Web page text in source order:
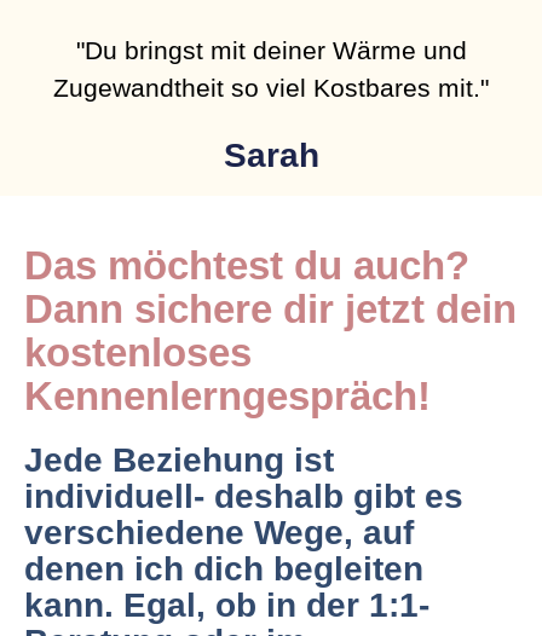
"Du bringst mit deiner Wärme und
Zugewandtheit so viel Kostbares mit."
Sarah
Das möchtest du auch?
Dann sichere dir jetzt dein
kostenloses
Kennenlerngespräch!
Jede Beziehung ist
individuell- deshalb gibt es
verschiedene Wege, auf
denen ich dich begleiten
kann. Egal, ob in der 1:1-